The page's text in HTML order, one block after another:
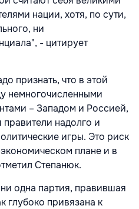
нации, хотя, по сути,
ни
- цитирует
признать, что в этой
немногочисленными
– Западом и Россией,
надолго и
игры. Это риск
плане и в
Степанюк.
одна партия, правившая
глубоко привязана к